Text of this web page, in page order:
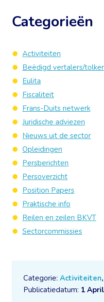
Categorie: Activiteiten,
Publicatiedatum: 1
Categorieën
Activiteiten
Beëdigd vertalers/
Eulita
Fiscaliteit
Frans-Duits netwerk
Juridische adviezen
Nieuws uit de sector
Opleidingen
Persberichten
Persoverzicht
Position Papers
Praktische info
Reilen en zeilen BKVT
Sectorcommissies